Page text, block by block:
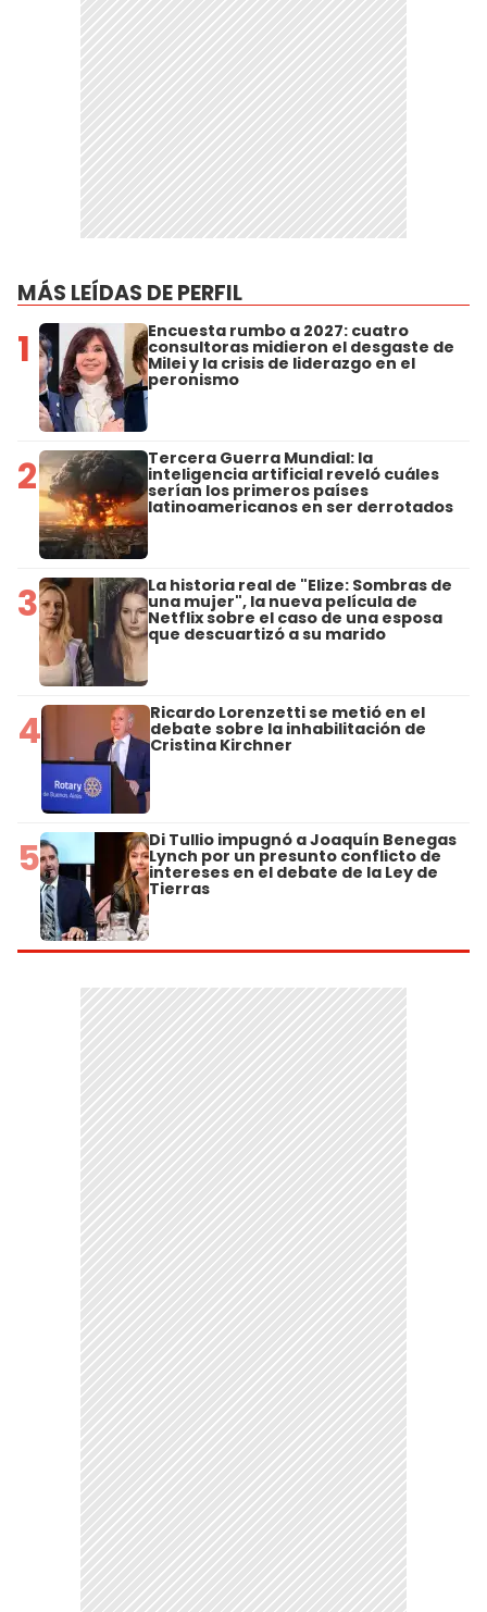
MÁS LEÍDAS DE PERFIL
1 Encuesta rumbo a 2027: cuatro
consultoras midieron el desgaste de
Milei y la crisis de liderazgo en el
peronismo
2 Tercera Guerra Mundial: la
inteligencia artificial reveló cuáles
serían los primeros países
latinoamericanos en ser derrotados
3 La historia real de "Elize: Sombras de
una mujer", la nueva película de
Netflix sobre el caso de una esposa
que descuartizó a su marido
4 Ricardo Lorenzetti se metió en el
debate sobre la inhabilitación de
Cristina Kirchner
5 Di Tullio impugnó a Joaquín Benegas
Lynch por un presunto conflicto de
intereses en el debate de la Ley de
Tierras